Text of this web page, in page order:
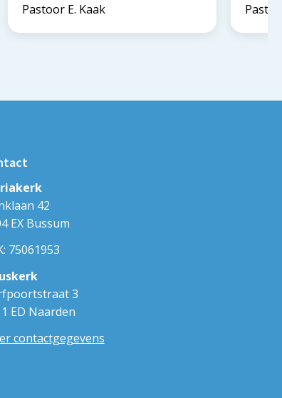
Pastoor E. Kaak
42
EX Bussum
75061953
3
ED Naarden
contactgegevens